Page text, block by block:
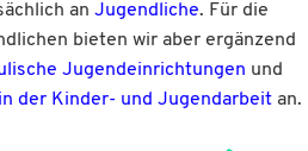
an Jugendliche. Für die
bieten wir aber ergänzend
Jugendeinrichtungen und
der Kinder- und Jugendarbeit an.